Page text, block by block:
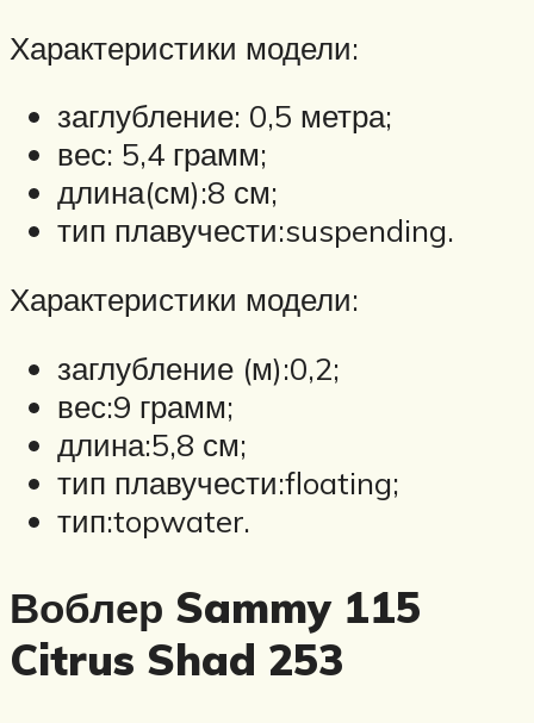
Характеристики модели:
заглубление: 0,5 метра;
вес: 5,4 грамм;
длина(см):8 см;
тип плавучести:suspending.
Характеристики модели:
заглубление (м):0,2;
вес:9 грамм;
длина:5,8 см;
тип плавучести:floating;
тип:topwater.
Воблер Sammy 115
Citrus Shad 253